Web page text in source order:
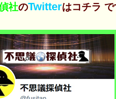
社のTwitterはコチラ で